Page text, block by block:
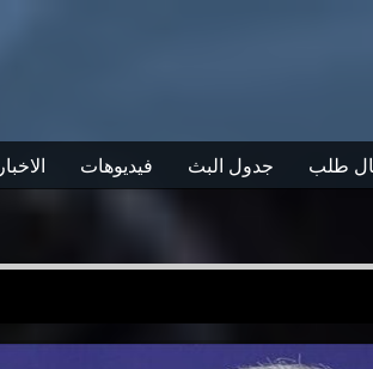
الاخبار فيديوهات جدول البث طلب